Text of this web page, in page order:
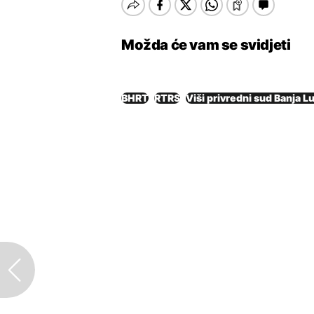
Možda će vam se svidjeti
BHRT RTRS Viši privredni sud Banja